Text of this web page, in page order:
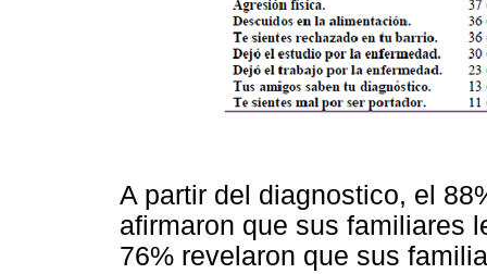
A partir del diagnostico, el
afirmaron que sus familiares
76% revelaron que sus